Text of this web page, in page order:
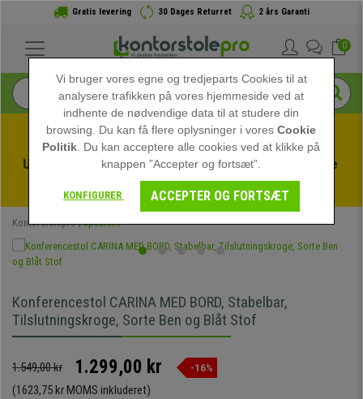
Gratis levering 30 Dages Returret 2 års Garanti
0
Udnyt sommerudsalget hos kontorstolepro! Eksklusive
rabatter i en begrænset periode - Se tilbuddet
Kontorstolepro Specielle
Konferencestol CARINA MED BORD, Stabelbar,
Tilslutningskroge, Sorte Ben og Blåt Stof
1.549,00 kr 1.299,00 kr -16%
(1623,75 kr MOMS inkluderet)
Vi bruger vores egne og tredjeparts Cookies til at
analysere trafikken på vores hjemmeside ved at
indhente de nødvendige data til at studere din
browsing. Du kan få flere oplysninger i voresCookie
Politik . Du kan acceptere alle cookies ved at klikke på
knappen ”Accepter og fortsæt”.
KONFIGURER ACCEPTER OG FORTSÆT